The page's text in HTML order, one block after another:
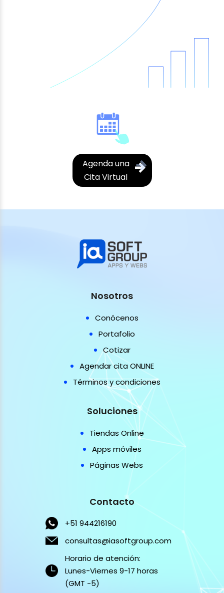
Agenda una
Cita Virtual
Nosotros
Conócenos
Portafolio
Cotizar
Agendar cita ONLINE
Términos y condiciones
Soluciones
Tiendas Online
Apps móviles
Páginas Webs
Contacto
+51 944216190
consultas@iasoftgroup.com
Horario de atención:
Lunes-Viernes 9-17 horas
(GMT -5)